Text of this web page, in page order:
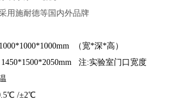
用施耐德等国内外品牌
1000*1000*1000mm （宽*深*高）
1450*1500*2050mm 注:实验室门口宽度
/±2℃